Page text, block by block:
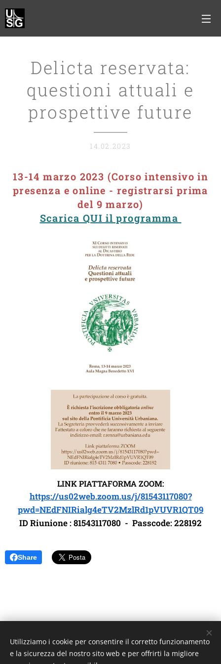
Delicta reservata:
questioni attuali e
prospettive future
14.02.2023
13-14 marzo 2023 (Corso intensivoin
presenza e online - registrarsi prima
del 9 marzo)
Scarica QUI il programma
LINK PIATTAFORMA ZOOM:
https://us02web.zoom.us/j/81543117080?
pwd=NEdFNIRialg4eTV2MzlRd1pVUVR1QT09
IDRiunione: 81543117080 - Passcode: 228192
Share
Unione Superiori Generali - Via dei Penitenzieri 19 -00193 ROMA
Utilizziamo i cookie per consentire il corretto funzionamento
e la sicurezza del nostro sito web e per offrirti la migliore